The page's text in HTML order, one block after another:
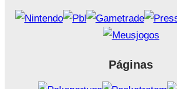
Páginas